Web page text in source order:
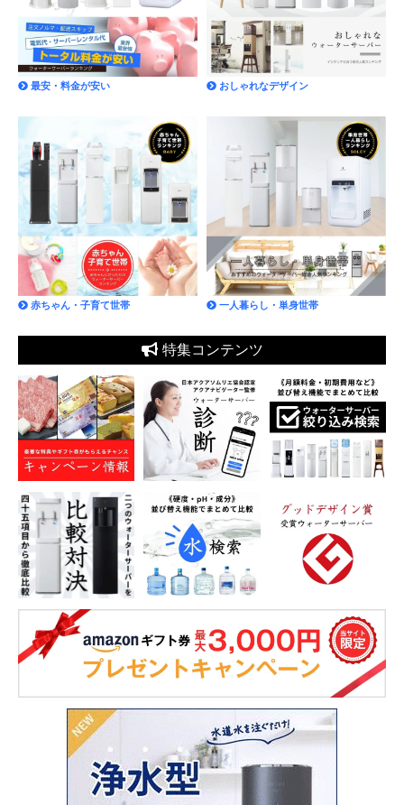
最安・料金が安い おしゃれなデザイン
赤ちゃん・子育て世帯 一人暮らし・単身世帯
特集コンテンツ